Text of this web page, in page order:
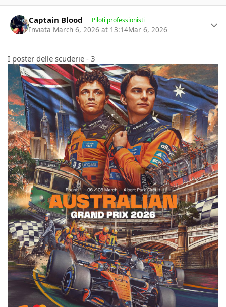
Captain Blood Piloti professionisti
Inviata March 6, 2026 at 13:14Mar 6, 2026
I poster delle scuderie - 3